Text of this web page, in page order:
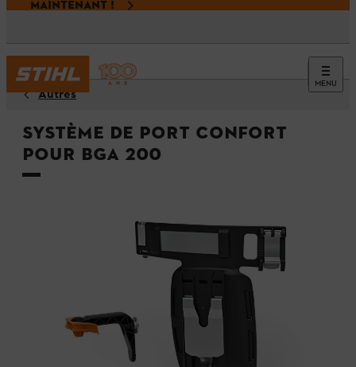
MAINTENANT !
MENU
Autres
Système de port confort
pour BGA 200